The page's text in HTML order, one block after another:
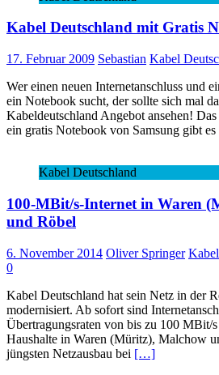
Kabel Deutschland mit Gratis
17. Februar 2009 Sebastian Kabel
Wer einen neuen Internetanschluss und
ein Notebook sucht, der sollte sich mal
Kabeldeutschland Angebot ansehen!
ein gratis Notebook von Samsung gibt es
Kabel Deutschland
100-MBit/s-Internet in Waren
und Röbel
6. November 2014 Oliver Springer
0
Kabel Deutschland hat sein Netz in der
modernisiert. Ab sofort sind
Übertragungsraten von bis zu 100 MBit/
Haushalte in Waren (Müritz), Malchow
jüngsten Netzausbau bei […]